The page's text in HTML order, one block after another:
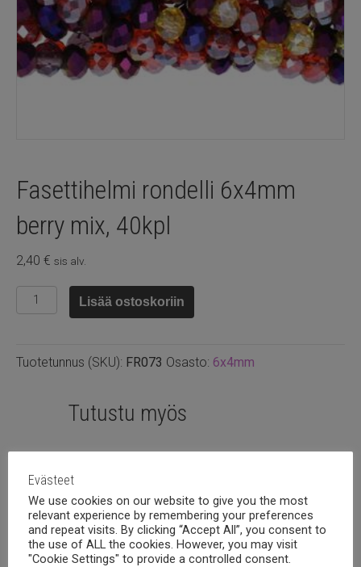
Fasettihelmi rondelli 6x4mm
berry mix, 40kpl
2,40 € sis alv.
Fasettihelmi
rondelli
mix,
Lisää ostoskoriin
Tuotetunnus (SKU): FR073 Osasto: 6x4mm
Tutustu myös
Evästeet
We use cookies on our website to give you the most
relevant experience by remembering your preferences
and repeat visits. By clicking “Accept All”, you consent to
the use of ALL the cookies. However, you may visit
"Cookie Settings" to provide a controlled consent.